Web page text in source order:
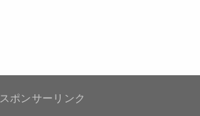
スポンサーリンク